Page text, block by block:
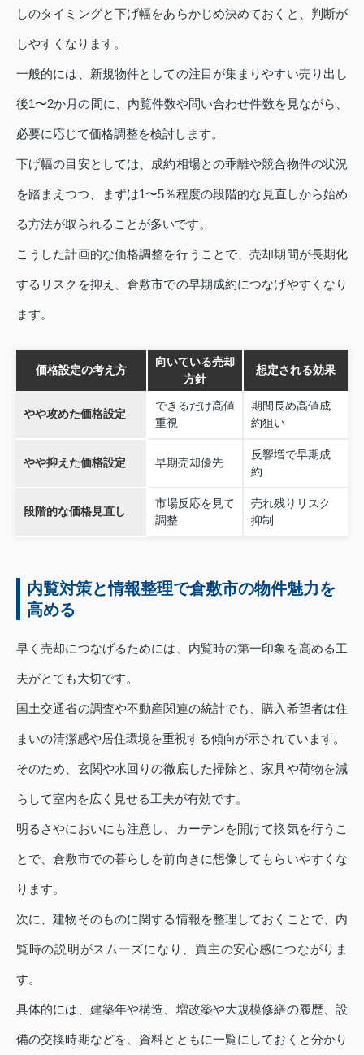
しのタイミングと下げ幅をあらかじめ決めておくと、判断が
しやすくなります。
一般的には、新規物件としての注目が集まりやすい売り出し
後1〜2か月の間に、内覧件数や問い合わせ件数を見ながら、
必要に応じて価格調整を検討します。
下げ幅の目安としては、成約相場との乖離や競合物件の状況
を踏まえつつ、まずは1〜5％程度の段階的な見直しから始め
る方法が取られることが多いです。
こうした計画的な価格調整を行うことで、売却期間が長期化
するリスクを抑え、倉敷市での早期成約につなげやすくなり
ます。
価格設定の考え方
向いている売却
方針
想定される効果
やや攻めた価格設定
できるだけ高値
重視
期間長め高値成
約狙い
やや抑えた価格設定 早期売却優先
反響増で早期成
約
段階的な価格見直し
市場反応を見て
調整
売れ残りリスク
抑制
内覧対策と情報整理で倉敷市の物件魅力を
高める
早く売却につなげるためには、内覧時の第一印象を高める工
夫がとても大切です。
国土交通省の調査や不動産関連の統計でも、購入希望者は住
まいの清潔感や居住環境を重視する傾向が示されています。
そのため、玄関や水回りの徹底した掃除と、家具や荷物を減
らして室内を広く見せる工夫が有効です。
明るさやにおいにも注意し、カーテンを開けて換気を行うこ
とで、倉敷市での暮らしを前向きに想像してもらいやすくな
ります。
次に、建物そのものに関する情報を整理しておくことで、内
覧時の説明がスムーズになり、買主の安心感につながりま
す。
具体的には、建築年や構造、増改築や大規模修繕の履歴、設
備の交換時期などを、資料とともに一覧にしておくと分かり